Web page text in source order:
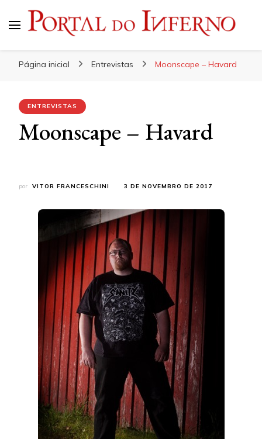
Página inicial Entrevistas Moonscape – Havard
ENTREVISTAS
Moonscape – Havard
por VITOR FRANCESCHINI 3 DE NOVEMBRO DE 2017